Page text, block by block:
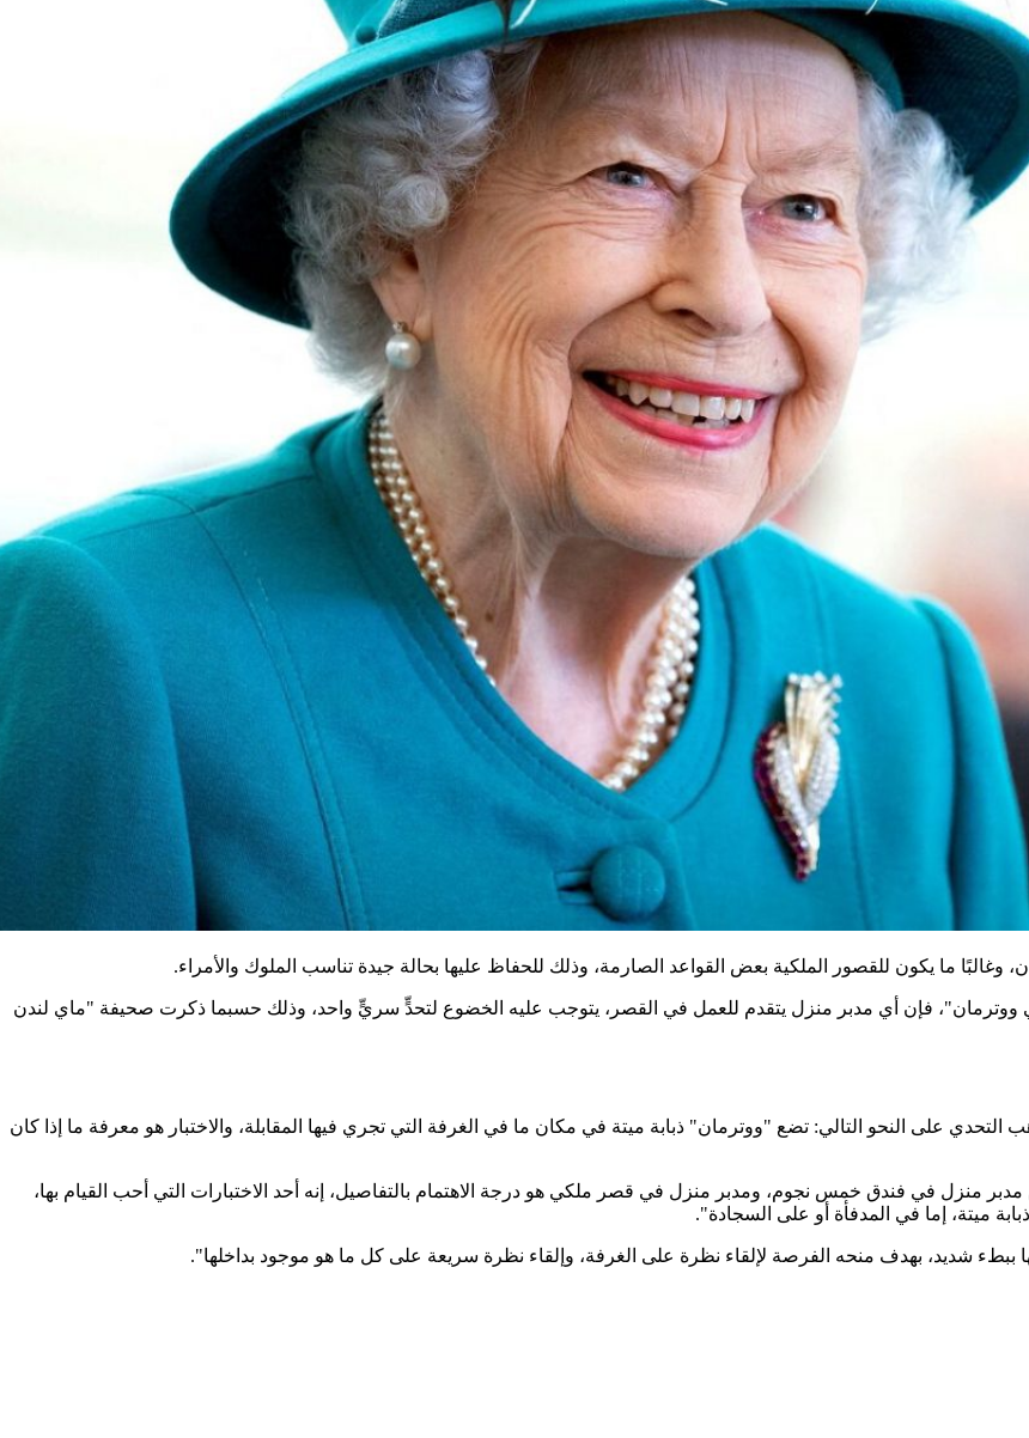
وغالبًا ما يكون للقصور الملكية بعض القواعد الصارمة، وذلك للحفاظ عليها بحالة جيدة تناسب الملوك والأمراء.
ووترمان"، فإن أي مدبر منزل يتقدم للعمل في القصر، يتوجب عليه الخضوع لتحدٍّ سريٍّ واحد، وذلك حسبما ذكرت صحيفة "ماي لندن
التحدي على النحو التالي: تضع "ووترمان" ذبابة ميتة في مكان ما في الغرفة التي تجري فيها المقابلة، والاختبار هو معرفة ما إذا كان
منزل في فندق خمس نجوم، ومدبر منزل في قصر ملكي هو درجة الاهتمام بالتفاصيل، إنه أحد الاختبارات التي أحب القيام بها،
ميتة، إما في المدفأة أو على السجادة".
ببطء شديد، بهدف منحه الفرصة لإلقاء نظرة على الغرفة، وإلقاء نظرة سريعة على كل ما هو موجود بداخلها".